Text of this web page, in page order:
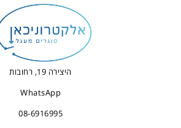
היצירה 19, רחובות
WhatsApp
08-6916995